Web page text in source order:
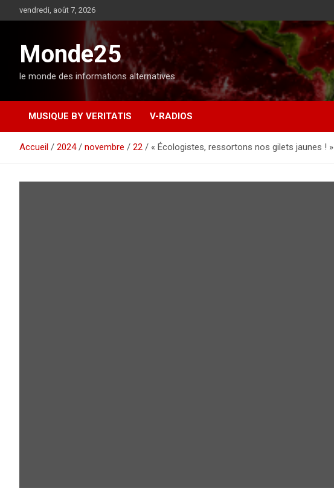
l
t
vendredi, août 7, 2026
Monde25
le monde des informations alternatives
MUSIQUE BY VERITATIS V-RADIOS
Accueil 2024 novembre 22 « Écologistes, ressortons nos gilets jaunes ! »